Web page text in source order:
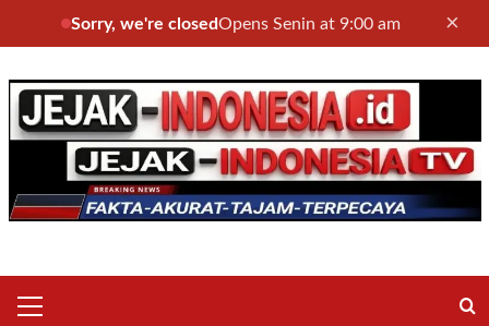
Sorry, we're closedOpens Senin at 9:00 am ×
to
content
Menu